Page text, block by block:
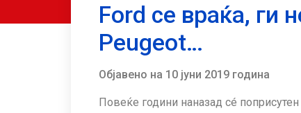
Ford се враќа, ги
Peugeot…
Објавено на 10 јуни 2019 година
Повеќе години наназад сé